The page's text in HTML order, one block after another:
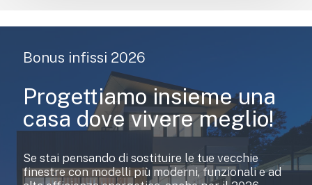
Bonus infissi 2026
Progettiamo insieme una
casa dove vivere meglio!
Se stai pensando di sostituire le tue vecchie
finestre con modelli più moderni, funzionali e ad